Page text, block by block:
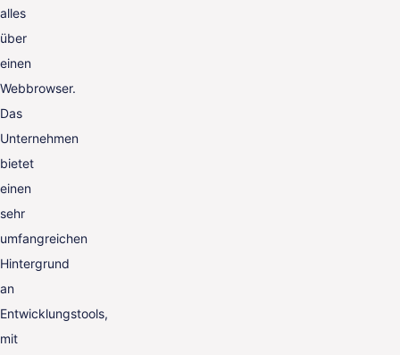
alles
über
einen
Webbrowser.
Das
Unternehmen
bietet
einen
sehr
umfangreichen
Hintergrund
an
Entwicklungstools,
mit